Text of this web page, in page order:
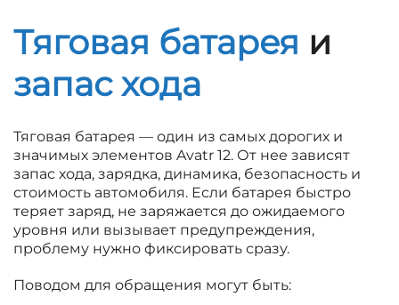
Тяговая батарея и
запас хода
Тяговая батарея — один из самых дорогих и
значимых элементов Avatr 12. От нее зависят
запас хода, зарядка, динамика, безопасность и
стоимость автомобиля. Если батарея быстро
теряет заряд, не заряжается до ожидаемого
уровня или вызывает предупреждения,
проблему нужно фиксировать сразу.
Поводом для обращения могут быть: